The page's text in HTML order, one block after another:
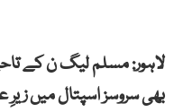
لاہور: مسلم لیگ ن کے
بھی سروسز اسپتال میں